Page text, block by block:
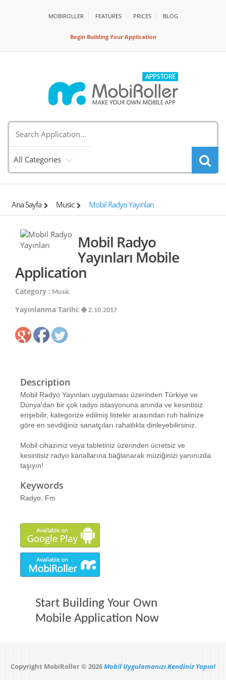
MOBIROLLER FEATURES PRİCES BLOG
Begin Building Your Application
All Categories
Ana Sayfa Music Mobil Radyo Yayınları
Mobil Radyo
Yayınları Mobile
Application
Category : Music
Yayınlanma Tarihi: 2.10.2017
Description
Mobil Radyo Yayınları uygulaması üzerinden Türkiye ve
Dünya'dan bir çok radyo istasyonuna anında ve kesintisiz
erişebilir, kategorize edilmiş listeler arasından ruh halinize
göre en sevdiğiniz sanatçıları rahatlıkla dinleyebilirsiniz.
Mobil cihazınız veya tabletiniz üzerinden ücretsiz ve
kesintisiz radyo kanallarına bağlanarak müziğinizi yanınızda
taşıyın!
Keywords
Radyo, Fm
Start Building Your Own
Mobile Application Now
Copyright MobiRoller © 2026Mobil Uygulamanızı Kendiniz Yapın!